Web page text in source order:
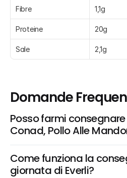
Fibre 1,1g
Proteine 20g
Sale 2,1g
Domande
Posso farmi
Conad, Pollo Alle
Come funziona la
giornata di Everli?